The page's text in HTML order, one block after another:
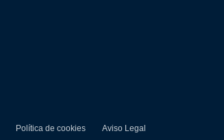
Política de cookies Aviso Legal